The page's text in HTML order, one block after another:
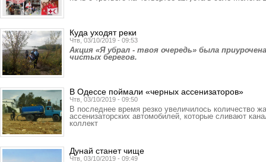
Куда уходят реки
Чтв, 03/10/2019 - 09:53
Акция «Я убрал - твоя очередь» была
чистых берегов.
В Одессе поймали «черных ассенизаторов»
Чтв, 03/10/2019 - 09:50
В последнее время резко увеличилось количество
ассенизаторских автомобилей, которые сливают
коллект
Дунай станет чище
Чтв, 03/10/2019 - 09:49